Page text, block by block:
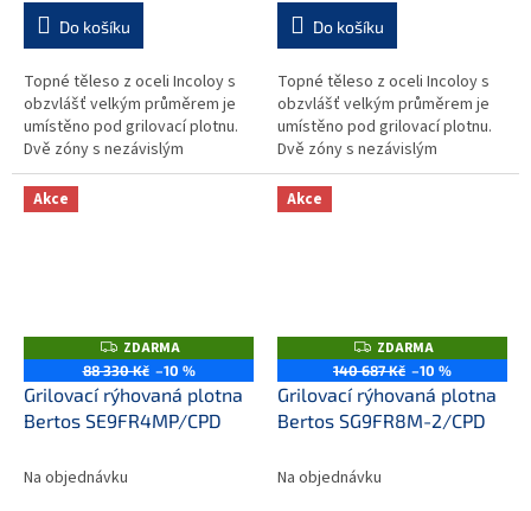
Do košíku
Topné těleso z oceli Incoloy s
obzvlášť velkým průměrem je
umístěno pod grilovací plotnu.
Dvě zóny s nezávislým
ovládáním a přesnou regulací
teploty...
Do košíku
Topné těleso z oceli Incoloy s
obzvlášť velkým průměrem je
umístěno pod grilovací plotnu.
Dvě zóny s nezávislým
ovládáním a přesnou regulací
teploty...
Akce
Z
D
A
R
M
A
ZDARMA
88 330 Kč –10 %
Grilovací rýhovaná plotna
Bertos SE9FR4MP/CPD
Na objednávku
Akce
Z
D
A
R
M
A
ZDARMA
140 687 Kč –10 %
Grilovací rýhovaná plotna
Bertos SG9FR8M-2/CPD
Na objednávku